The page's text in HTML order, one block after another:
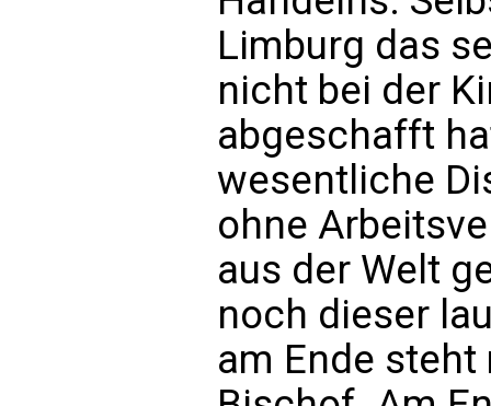
Limburg das
nicht bei der
abgeschafft
wesentliche
ohne
aus der Welt
noch dieser
am Ende